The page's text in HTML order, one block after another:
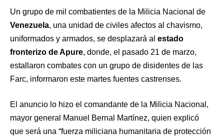
Un grupo de mil combatientes de la Milicia Nacional de
Venezuela, una unidad de civiles afectos al chavismo,
uniformados y armados, se desplazará al estado
fronterizo de Apure, donde, el pasado 21 de marzo,
estallaron combates con un grupo de disidentes de las
Farc, informaron este martes fuentes castrenses.
El anuncio lo hizo el comandante de la Milicia Nacional,
mayor general Manuel Bernal Martínez, quien explicó
que será una “fuerza miliciana humanitaria de protección